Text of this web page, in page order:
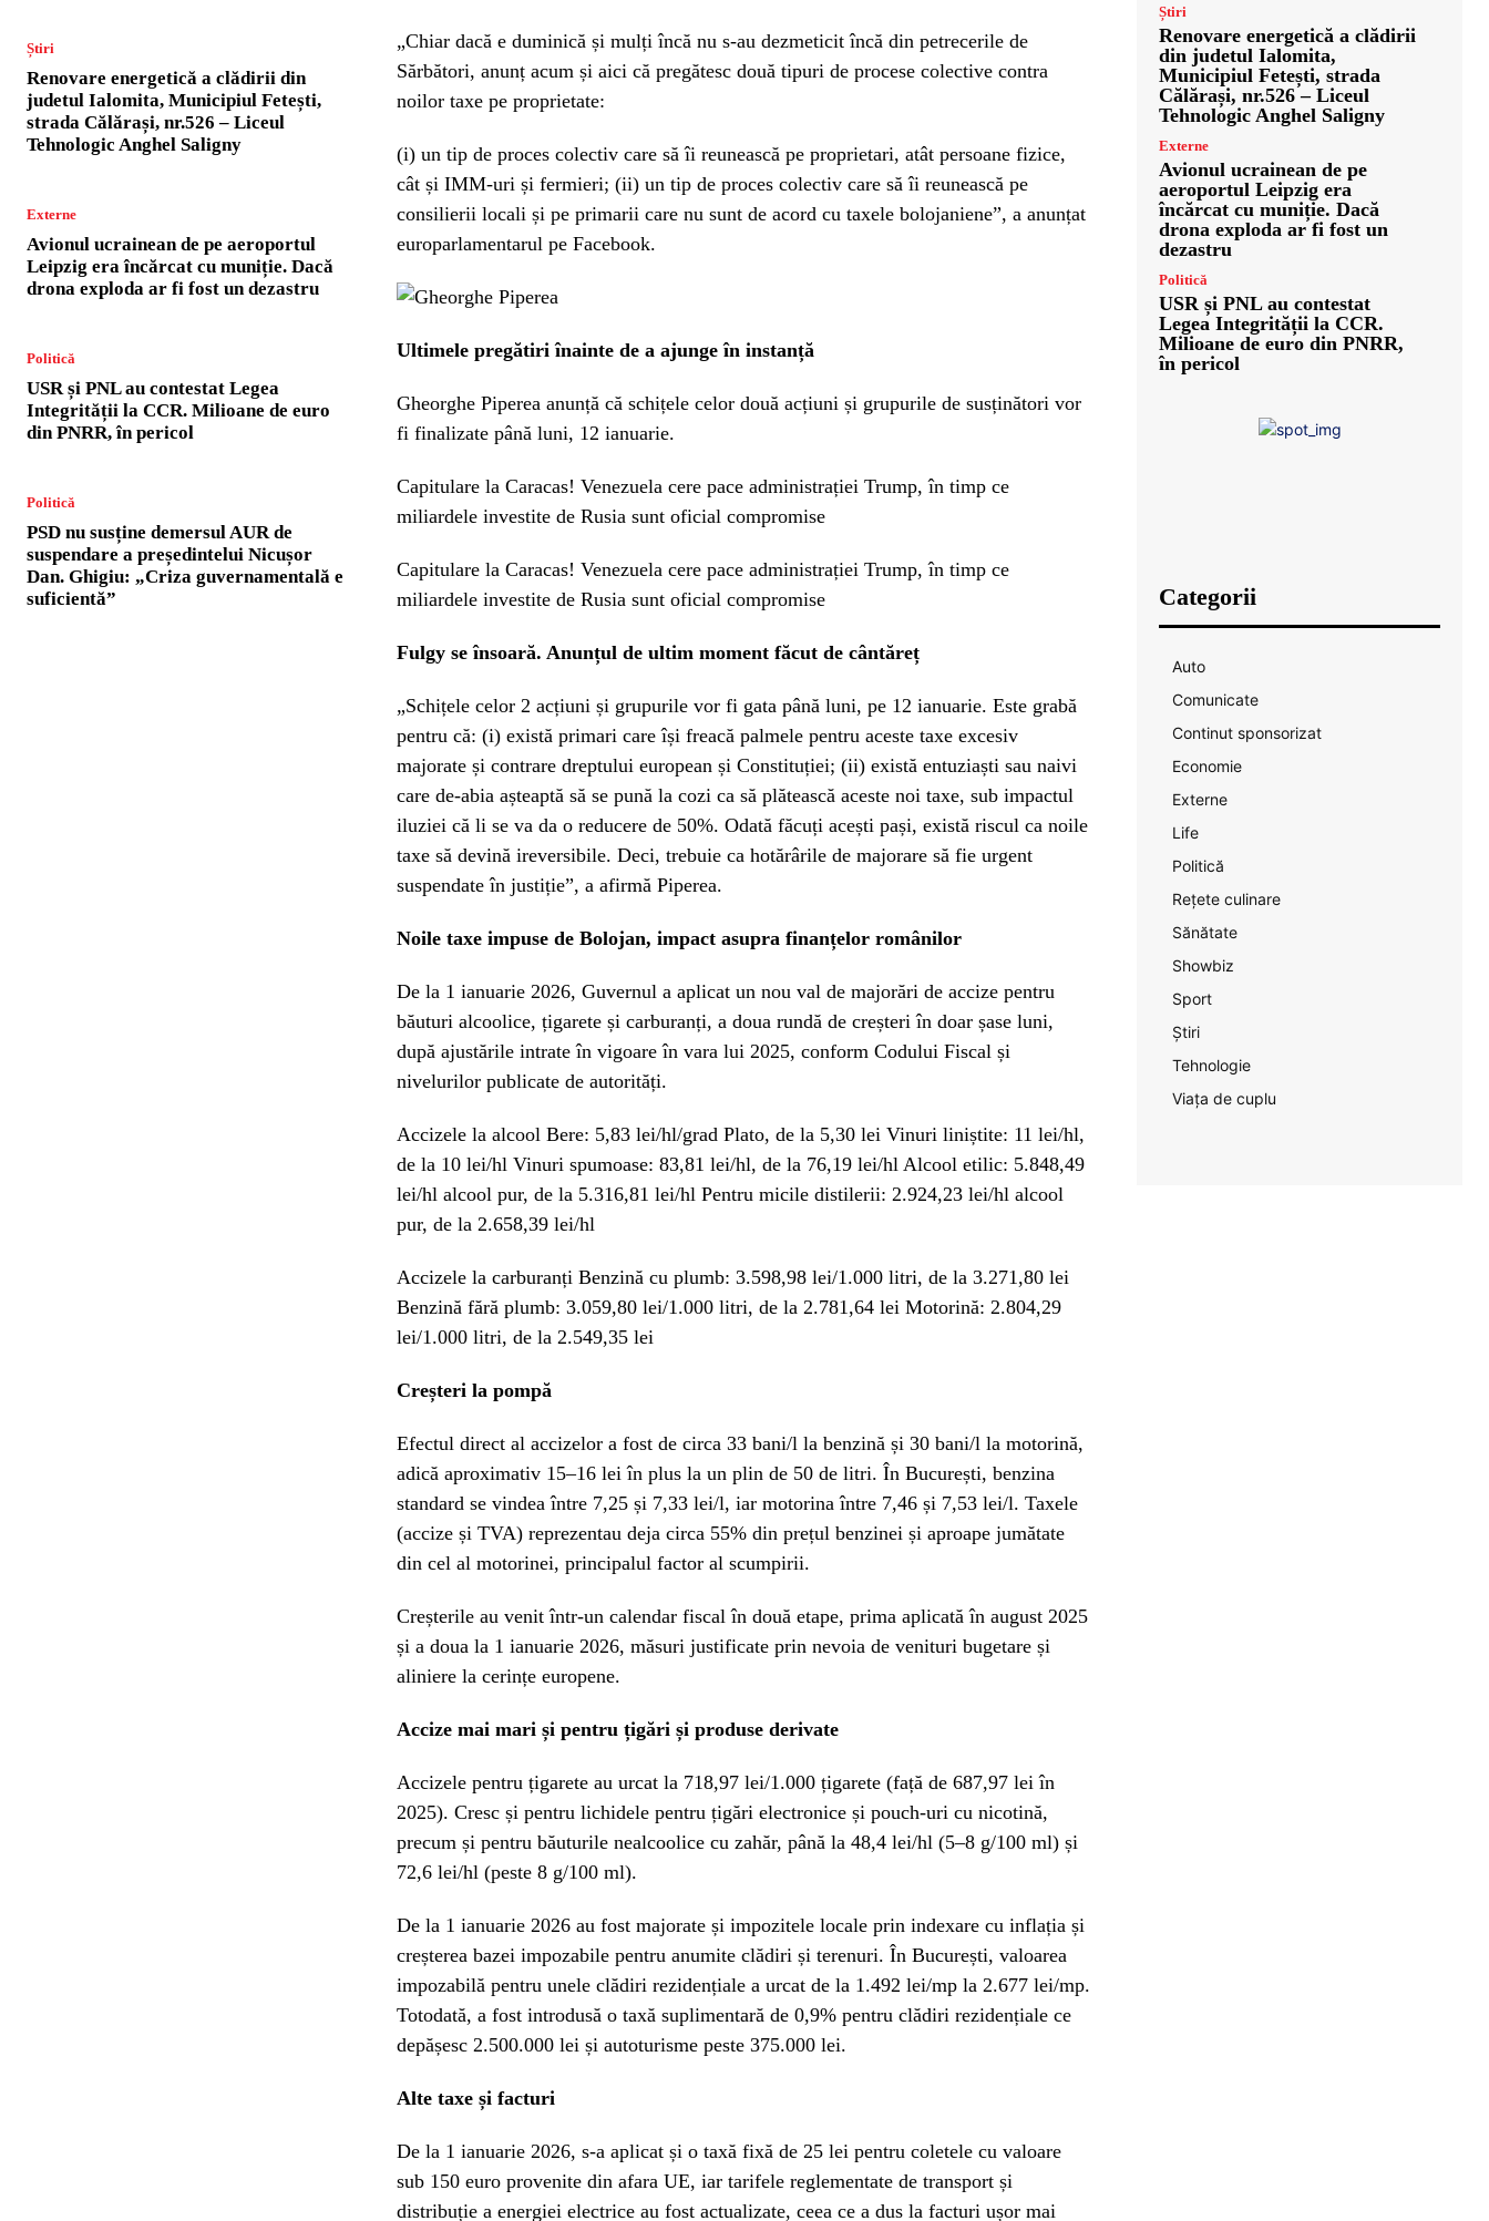
Știri
Renovare energetică a clădirii din
judetul Ialomita, Municipiul Fetești,
strada Călărași, nr.526 – Liceul
Tehnologic Anghel Saligny
Externe
Avionul ucrainean de pe aeroportul
Leipzig era încărcat cu muniție. Dacă
drona exploda ar fi fost un dezastru
Politică
USR și PNL au contestat Legea
Integrității la CCR. Milioane de euro
din PNRR, în pericol
Politică
PSD nu susține demersul AUR de
suspendare a președintelui Nicușor
Dan. Ghigiu: „Criza guvernamentală e
suficientă”
„Chiar dacă e duminică și mulți încă nu s-au dezmeticit încă din petrecerile de
Sărbători, anunț acum și aici că pregătesc două tipuri de procese colective contra
noilor taxe pe proprietate:
(i) un tip de proces colectiv care să îi reunească pe proprietari, atât persoane fizice,
cât și IMM-uri și fermieri; (ii) un tip de proces colectiv care să îi reunească pe
consilierii locali și pe primarii care nu sunt de acord cu taxele bolojaniene”, a anunțat
europarlamentarul pe Facebook.
Ultimele pregătiri înainte de a ajunge în instanță
Gheorghe Piperea anunță că schițele celor două acțiuni și grupurile de susținători vor
fi finalizate până luni, 12 ianuarie.
Capitulare la Caracas! Venezuela cere pace administrației Trump, în timp ce
miliardele investite de Rusia sunt oficial compromise
Capitulare la Caracas! Venezuela cere pace administrației Trump, în timp ce
miliardele investite de Rusia sunt oficial compromise
Fulgy se însoară. Anunțul de ultim moment făcut de cântăreț
„Schițele celor 2 acțiuni și grupurile vor fi gata până luni, pe 12 ianuarie. Este grabă
pentru că: (i) există primari care își freacă palmele pentru aceste taxe excesiv
majorate și contrare dreptului european și Constituției; (ii) există entuziaști sau naivi
care de-abia așteaptă să se pună la cozi ca să plătească aceste noi taxe, sub impactul
iluziei că li se va da o reducere de 50%. Odată făcuți acești pași, există riscul ca noile
taxe să devină ireversibile. Deci, trebuie ca hotărârile de majorare să fie urgent
suspendate în justiție”, a afirmă Piperea.
Noile taxe impuse de Bolojan, impact asupra finanțelor românilor
De la 1 ianuarie 2026, Guvernul a aplicat un nou val de majorări de accize pentru
băuturi alcoolice, țigarete și carburanți, a doua rundă de creșteri în doar șase luni,
după ajustările intrate în vigoare în vara lui 2025, conform Codului Fiscal și
nivelurilor publicate de autorități.
Accizele la alcool Bere: 5,83 lei/hl/grad Plato, de la 5,30 lei Vinuri liniștite: 11 lei/hl,
de la 10 lei/hl Vinuri spumoase: 83,81 lei/hl, de la 76,19 lei/hl Alcool etilic: 5.848,49
lei/hl alcool pur, de la 5.316,81 lei/hl Pentru micile distilerii: 2.924,23 lei/hl alcool
pur, de la 2.658,39 lei/hl
Accizele la carburanți Benzină cu plumb: 3.598,98 lei/1.000 litri, de la 3.271,80 lei
Benzină fără plumb: 3.059,80 lei/1.000 litri, de la 2.781,64 lei Motorină: 2.804,29
lei/1.000 litri, de la 2.549,35 lei
Creșteri la pompă
Efectul direct al accizelor a fost de circa 33 bani/l la benzină și 30 bani/l la motorină,
adică aproximativ 15–16 lei în plus la un plin de 50 de litri. În București, benzina
standard se vindea între 7,25 și 7,33 lei/l, iar motorina între 7,46 și 7,53 lei/l. Taxele
(accize și TVA) reprezentau deja circa 55% din prețul benzinei și aproape jumătate
din cel al motorinei, principalul factor al scumpirii.
Creșterile au venit într-un calendar fiscal în două etape, prima aplicată în august 2025
și a doua la 1 ianuarie 2026, măsuri justificate prin nevoia de venituri bugetare și
aliniere la cerințe europene.
Accize mai mari și pentru țigări și produse derivate
Accizele pentru țigarete au urcat la 718,97 lei/1.000 țigarete (față de 687,97 lei în
2025). Cresc și pentru lichidele pentru țigări electronice și pouch-uri cu nicotină,
precum și pentru băuturile nealcoolice cu zahăr, până la 48,4 lei/hl (5–8 g/100 ml) și
72,6 lei/hl (peste 8 g/100 ml).
De la 1 ianuarie 2026 au fost majorate și impozitele locale prin indexare cu inflația și
creșterea bazei impozabile pentru anumite clădiri și terenuri. În București, valoarea
impozabilă pentru unele clădiri rezidențiale a urcat de la 1.492 lei/mp la 2.677 lei/mp.
Totodată, a fost introdusă o taxă suplimentară de 0,9% pentru clădiri rezidențiale ce
depășesc 2.500.000 lei și autoturisme peste 375.000 lei.
Alte taxe și facturi
De la 1 ianuarie 2026, s-a aplicat și o taxă fixă de 25 lei pentru coletele cu valoare
sub 150 euro provenite din afara UE, iar tarifele reglementate de transport și
distribuție a energiei electrice au fost actualizate, ceea ce a dus la facturi ușor mai
Știri
Renovare energetică a clădirii
din judetul Ialomita,
Municipiul Fetești, strada
Călărași, nr.526 – Liceul
Tehnologic Anghel Saligny
Externe
Avionul ucrainean de pe
aeroportul Leipzig era
încărcat cu muniție. Dacă
drona exploda ar fi fost un
dezastru
Politică
USR și PNL au contestat
Legea Integrității la CCR.
Milioane de euro din PNRR,
în pericol
Categorii
Auto
Comunicate
Continut sponsorizat
Economie
Externe
Life
Politică
Rețete culinare
Sănătate
Showbiz
Sport
Știri
Tehnologie
Viața de cuplu